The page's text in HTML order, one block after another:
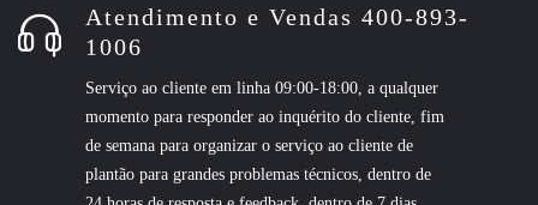
Atendimento e Vendas 400-893-
1006
Serviço ao cliente em linha 09:00-18:00, a qualquer
momento para responder ao inquérito do cliente, fim
de semana para organizar o serviço ao cliente de
plantão para grandes problemas técnicos, dentro de